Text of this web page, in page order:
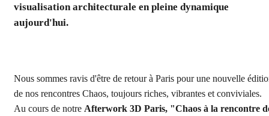
9 November, 2023 | Atelier 13 Sévigné
visualisation architecturale en pleine dynamique
aujourd'hui.
Nous sommes ravis d'être de retour à Paris pour une nouvelle
de nos rencontres Chaos, toujours riches, vibrantes et conviviales.
Au cours de notre Afterwork 3D Paris, "Chaos à la rencontre